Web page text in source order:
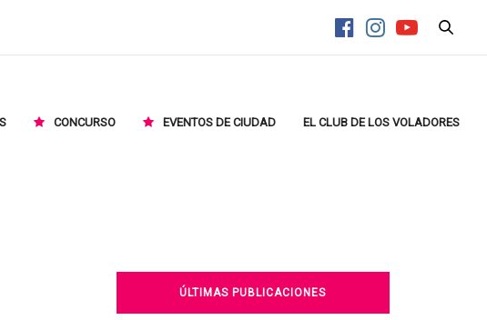
CONCURSO EVENTOS DE CIUDAD EL CLUB DE LOS VOLADORES
ÚLTIMAS PUBLICACIONES